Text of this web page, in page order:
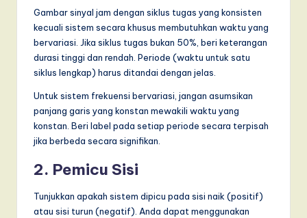
Gambar sinyal jam dengan siklus tugas yang konsisten
kecuali sistem secara khusus membutuhkan waktu yang
bervariasi. Jika siklus tugas bukan 50%, beri keterangan
durasi tinggi dan rendah. Periode (waktu untuk satu
siklus lengkap) harus ditandai dengan jelas.
Untuk sistem frekuensi bervariasi, jangan asumsikan
panjang garis yang konstan mewakili waktu yang
konstan. Beri label pada setiap periode secara terpisah
jika berbeda secara signifikan.
2. Pemicu Sisi
Tunjukkan apakah sistem dipicu pada sisi naik (positif)
atau sisi turun (negatif). Anda dapat menggunakan